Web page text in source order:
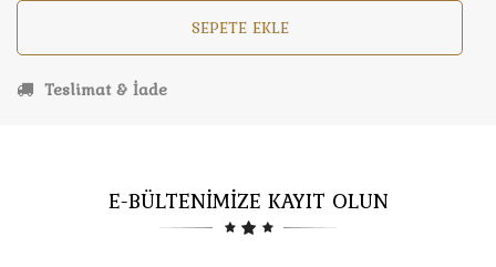
SEPETE EKLE
Teslimat & İade
E-BÜLTENİMİZE KAYIT OLUN